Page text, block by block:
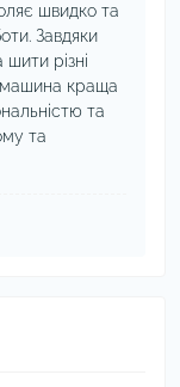
швидко та
Завдяки
різні
машина краща
та
та